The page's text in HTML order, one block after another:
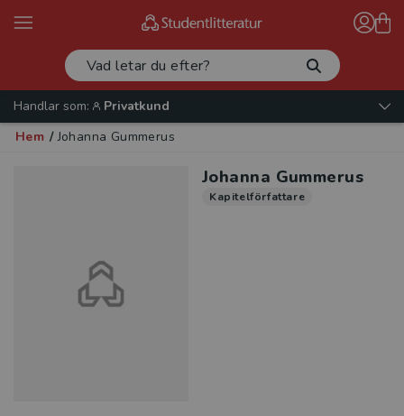
Handlar som:
Privatkund
Hem / Johanna Gummerus
Johanna Gummerus
Kapitelförfattare